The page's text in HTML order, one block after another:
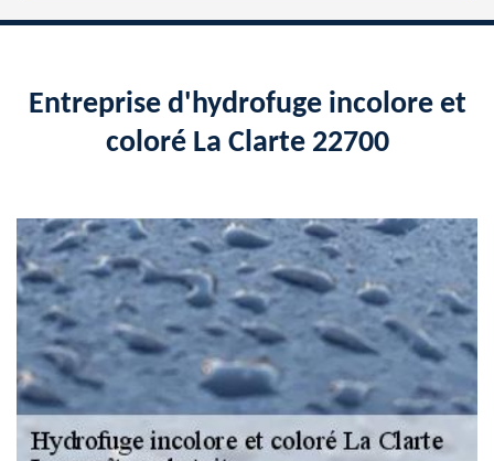
Entreprise d'hydrofuge incolore et
coloré La Clarte 22700